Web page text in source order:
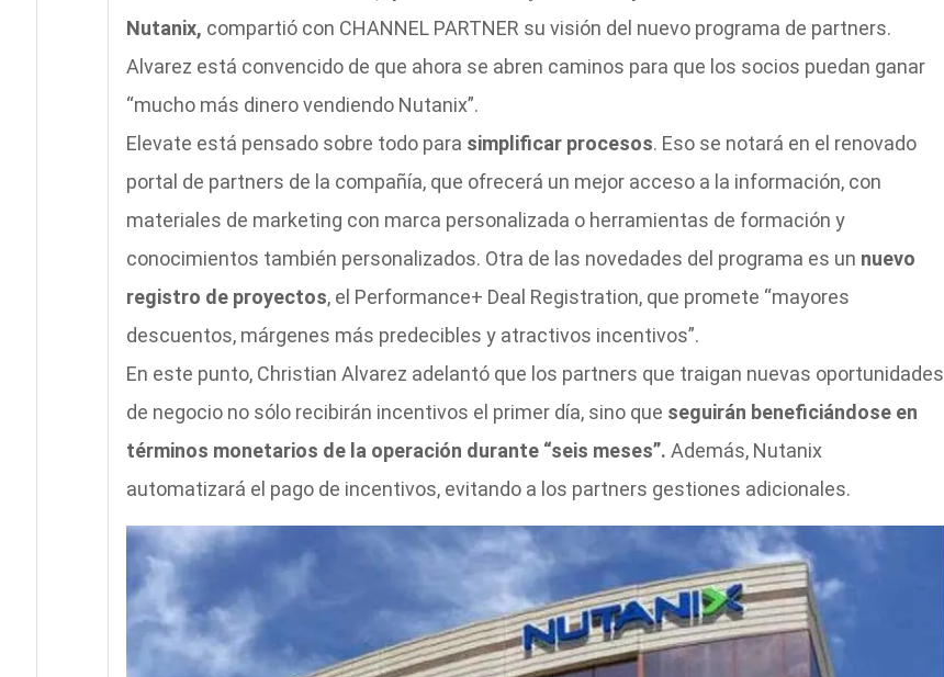
Nutanix, compartió con CHANNEL PARTNER su visión del nuevo programa de partners.
Alvarez está convencido de que ahora se abren caminos para que los socios puedan ganar
“mucho más dinero vendiendo Nutanix”.
Elevate está pensado sobre todo para simplificar procesos. Eso se notará en el renovado
portal de partners de la compañía, que ofrecerá un mejor acceso a la información, con
materiales de marketing con marca personalizada o herramientas de formación y
conocimientos también personalizados. Otra de las novedades del programa es un nuevo
registro de proyectos, el Performance+ Deal Registration, que promete “mayores
descuentos, márgenes más predecibles y atractivos incentivos”.
En este punto, Christian Alvarez adelantó que los partners que traigan nuevas oportunidades
de negocio no sólo recibirán incentivos el primer día, sino que seguirán beneficiándose en
términos monetarios de la operación durante “seis meses”. Además, Nutanix
automatizará el pago de incentivos, evitando a los partners gestiones adicionales.